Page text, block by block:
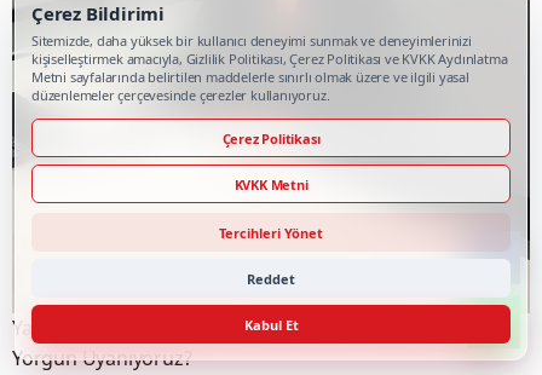
Yatak Odamızdaki Gizli Tehlike: 8 Saat Uyuyup Neden
Yorgun Uyanıyoruz?
Çerez Bildirimi
Sitemizde, daha yüksek bir kullanıcı deneyimi sunmak ve deneyimlerinizi
kişiselleştirmek amacıyla, Gizlilik Politikası, Çerez Politikası ve KVKK Aydınlatma
Metni sayfalarında belirtilen maddelerle sınırlı olmak üzere ve ilgili yasal
düzenlemeler çerçevesinde çerezler kullanıyoruz.
Çerez Politikası
KVKK Metni
Tercihleri Yönet
Reddet
Kabul Et